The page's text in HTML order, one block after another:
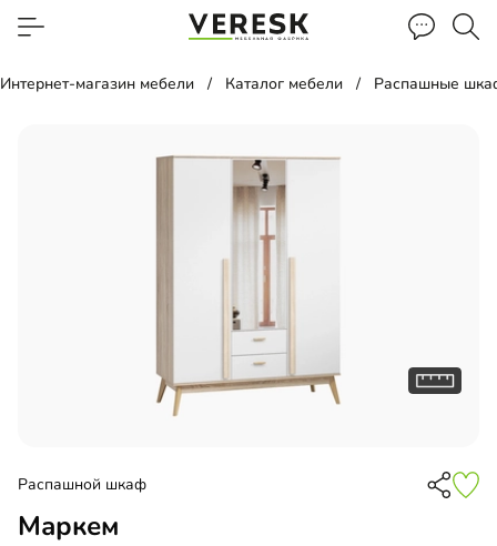
Интернет-магазин мебели Каталог мебели Распашные
Распашной шкаф
Маркем